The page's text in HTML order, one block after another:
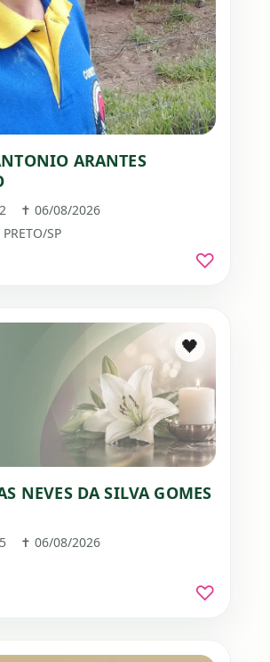
ARANTES
✝ 06/08/2026
SP
♡
🖤
NEVES DA SILVA GOMES
✝ 06/08/2026
♡